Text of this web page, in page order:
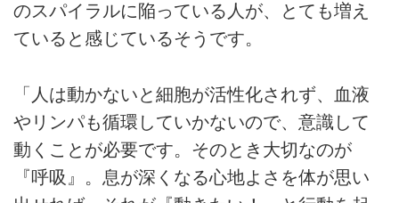
のスパイラルに陥っている人が、とても増え
ていると感じているそうです。
「人は動かないと細胞が活性化されず、血液
やリンパも循環していかないので、意識して
動くことが必要です。そのとき大切なのが
『呼吸』。息が深くなる心地よさを体が思い